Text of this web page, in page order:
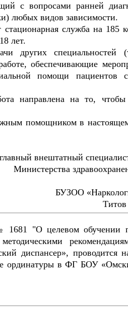
с вопросами ранней
любых видов зависимости.
служба на 185
лет.
других специальностей
обеспечивающие
помощи пациентов
направлена на то, чтобы
помощником в
главный внештатный
Министерства
БУЗОО
"О целевом обучении
диспансер», проводится
ординатуры в ФГ БОУ